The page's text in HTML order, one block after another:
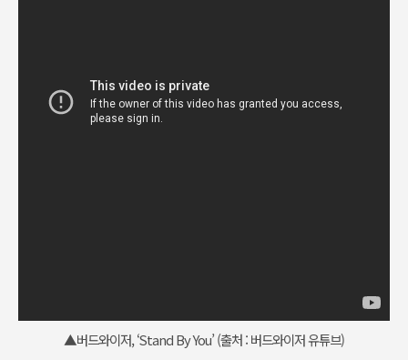
▲버드와이저, ‘Stand By You’ (출처 : 버드와이저 유튜브)